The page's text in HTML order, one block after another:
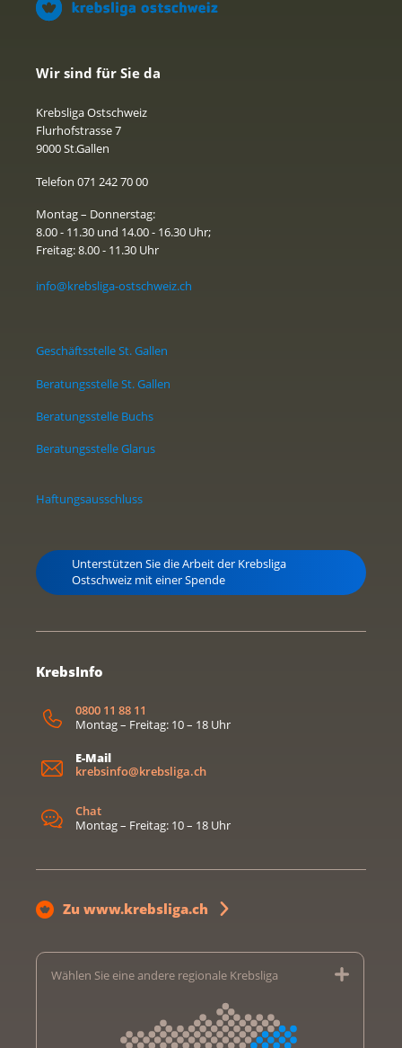
Wir sind für Sie da
Krebsliga Ostschweiz
Flurhofstrasse 7
9000 St.Gallen
Telefon 071 242 70 00
Montag – Donnerstag:
8.00 - 11.30 und 14.00 - 16.30 Uhr;
Freitag: 8.00 - 11.30 Uhr
info@krebsliga-ostschweiz.ch
Geschäftsstelle St. Gallen
Beratungsstelle St. Gallen
Beratungsstelle Buchs
Beratungsstelle Glarus
Haftungsausschluss
Unterstützen Sie die Arbeit der Krebsliga
Ostschweiz mit einer Spende
KrebsInfo
0800 11 88 11
Montag – Freitag: 10 – 18 Uhr
E-Mail
krebsinfo@krebsliga.ch
Chat
Montag – Freitag: 10 – 18 Uhr
Zu www.krebsliga.ch
Wählen Sie eine andere regionale Krebsliga